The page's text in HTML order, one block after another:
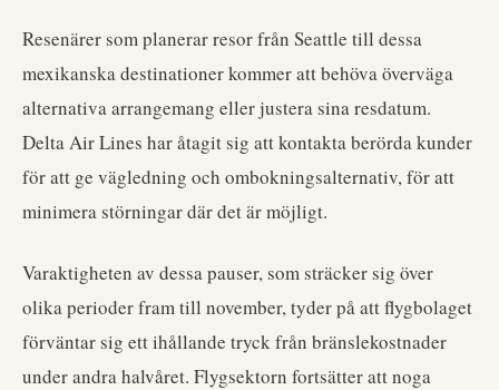
Resenärer som planerar resor från Seattle till dessa
mexikanska destinationer kommer att behöva överväga
alternativa arrangemang eller justera sina resdatum.
Delta Air Lines har åtagit sig att kontakta berörda kunder
för att ge vägledning och ombokningsalternativ, för att
minimera störningar där det är möjligt.
Varaktigheten av dessa pauser, som sträcker sig över
olika perioder fram till november, tyder på att flygbolaget
förväntar sig ett ihållande tryck från bränslekostnader
under andra halvåret. Flygsektorn fortsätter att noga